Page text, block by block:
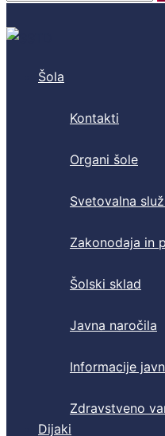
Šola
Kontakti
Organi šole
Svetovalna
Zakonodaja in
Šolski sklad
Javna naročila
Informacije
Zdravstveno
Dijaki